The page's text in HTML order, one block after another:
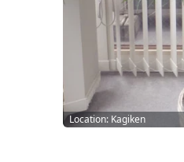
Location: Kagiken